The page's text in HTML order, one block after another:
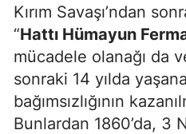
Kırım Savaşı’ndan
“Hattı Hümayun
mücadele olanağı da
sonraki 14 yılda
bağımsızlığının
Bunlardan 1860’da, 3